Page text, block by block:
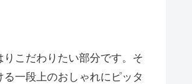
こだわりたい部分です。そ
一段上のおしゃれにピッタ